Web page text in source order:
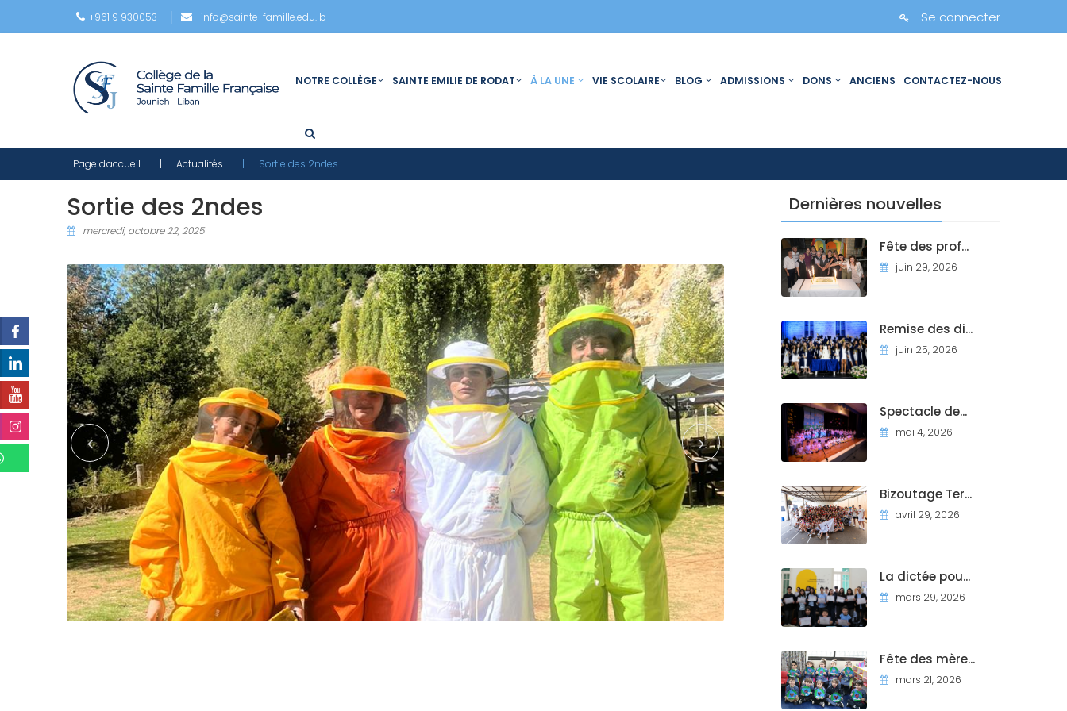
+961 9 930053 info@sainte-famille.edu.lb Se connecter
NOTRE COLLÈGE SAINTE EMILIE DE RODAT À LA UNE VIE SCOLAIRE BLOG ADMISSIONS DONS ANCIENS CONTACTEZ-NOUS
Page d'accueil | Actualités | Sortie des 2ndes
Sortie des 2ndes
mercredi, octobre 22, 2025
Dernières nouvelles
Fête des prof...
juin 29, 2026
Remise des di...
juin 25, 2026
Spectacle de...
mai 4, 2026
Bizoutage Ter...
avril 29, 2026
La dictée pou...
mars 29, 2026
Fête des mère...
mars 21, 2026